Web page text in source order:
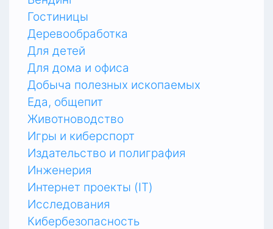
Гостиницы
Деревообработка
Для детей
Для дома и офиса
Добыча полезных ископаемых
Еда, общепит
Животноводство
Игры и киберспорт
Издательство и полиграфия
Инженерия
Интернет проекты (IT)
Исследования
Кибербезопасность